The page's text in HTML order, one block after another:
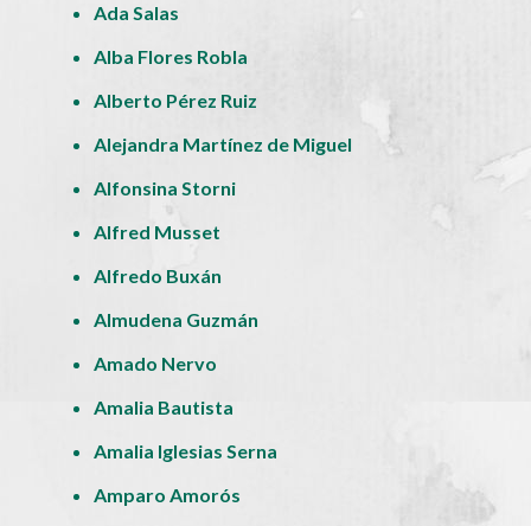
Ada Salas
Alba Flores Robla
Alberto Pérez Ruiz
Alejandra Martínez de Miguel
Alfonsina Storni
Alfred Musset
Alfredo Buxán
Almudena Guzmán
Amado Nervo
Amalia Bautista
Amalia Iglesias Serna
Amparo Amorós